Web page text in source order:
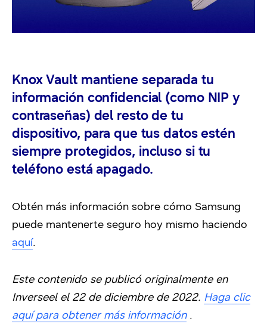
Knox Vault mantiene separada tu
información confidencial (como NIP y
contraseñas) del resto de tu
dispositivo, para que tus datos estén
siempre protegidos, incluso si tu
teléfono está apagado.
Obtén más información sobre cómo Samsung
puede mantenerte seguro hoy mismo haciendo
aquí.
Este contenido se publicó originalmente en
Inverseel el 22 de diciembre de 2022. Haga clic
aquí para obtener más información.